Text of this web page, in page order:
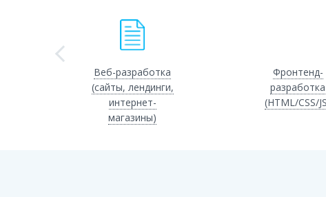
Веб-разработка
(сайты, лендинги,
интернет-
магазины)
Фронтенд-
разработка
(HTML/CSS/